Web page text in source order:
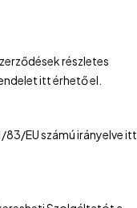
részletes
itt érhető el.
83/EU számú irányelve itt